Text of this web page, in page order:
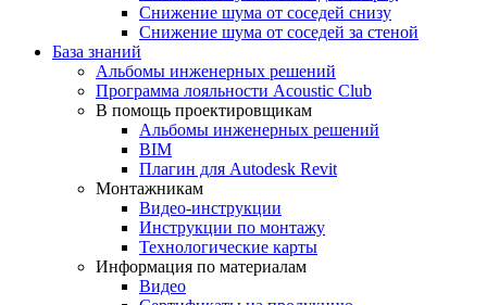
Снижение шума от соседей снизу
Снижение шума от соседей за стеной
База знаний
Альбомы инженерных решений
Программа лояльности Acoustic Club
В помощь проектировщикам
Альбомы инженерных решений
BIM
Плагин для Autodesk Revit
Монтажникам
Видео-инструкции
Инструкции по монтажу
Технологические карты
Информация по материалам
Видео